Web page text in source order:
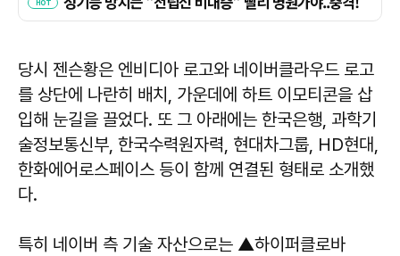
당시 젠슨황은 엔비디아 로고와 네이버클라우드 로고
를 상단에 나란히 배치, 가운데에 하트 이모티콘을 삽
입해 눈길을 끌었다. 또 그 아래에는 한국은행, 과학기
술정보통신부, 한국수력원자력, 현대차그룹, HD현대,
한화에어로스페이스 등이 함께 연결된 형태로 소개했
다.
특히 네이버 측 기술 자산으로는 ▲하이퍼클로바